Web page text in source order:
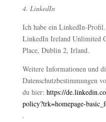
4. LinkedIn
Ich habe ein LinkedIn-
LinkedIn Ireland Unlimited
Place, Dublin 2, Irland.
Weitere Informationen und
Datenschutzbestimmungen
du hier: https://
policy?trk=homepage-
.